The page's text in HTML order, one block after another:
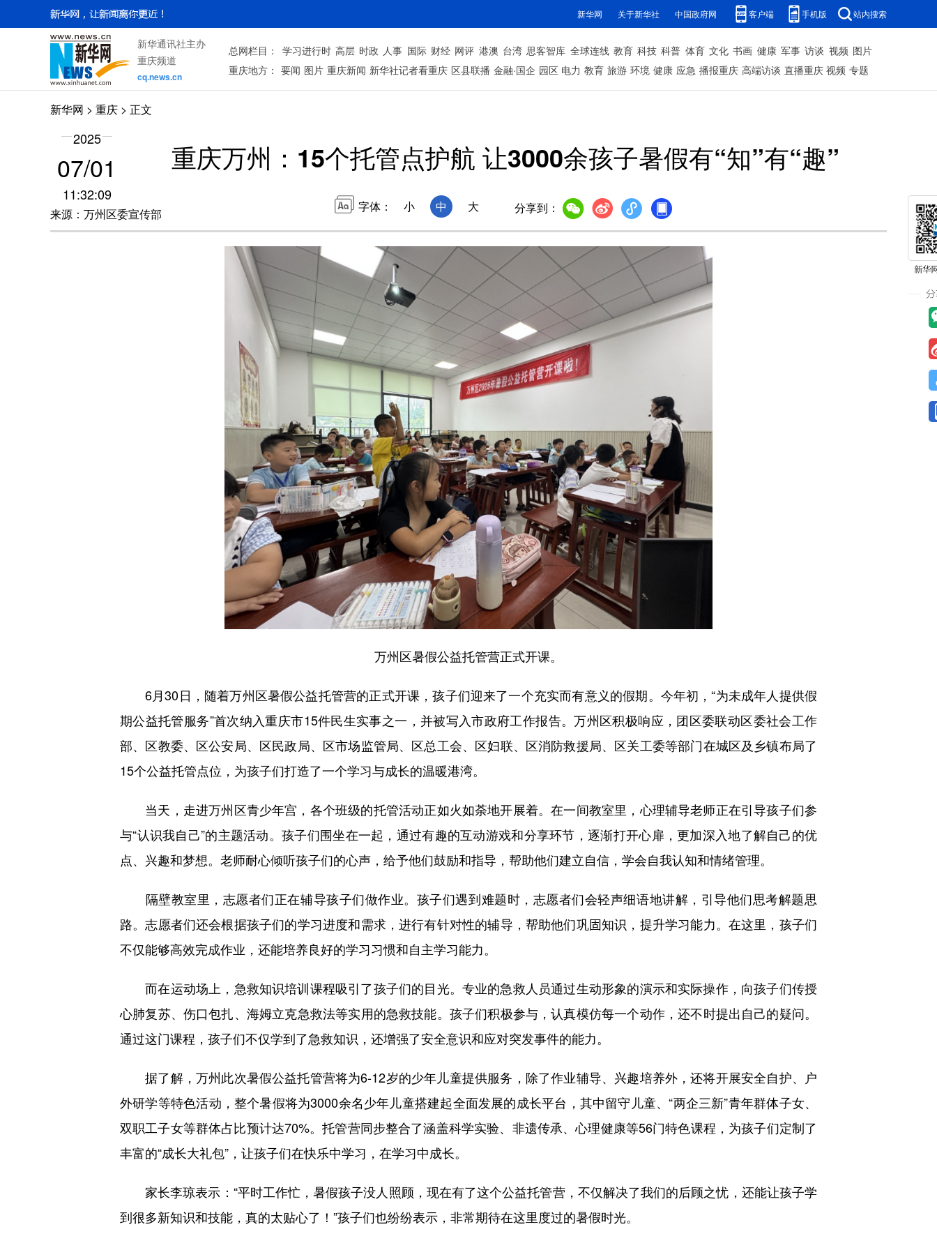
新华网 关于新华社 中国政府网 客户端 手机版 站内搜索
新华通讯社主办
重庆频道
cq.news.cn
总网栏目： 学习进行时 高层 时政 人事 国际 财经 网评 港澳 台湾 思客智库 全球连线 教育 科技 科普 体育 文化 书画 健康 军事 访谈 视频 图片
重庆地方： 要闻 图片 重庆新闻 新华社记者看重庆 区县联播 金融·国企 园区 电力 教育 旅游 环境 健康 应急 播报重庆 高端访谈 直播重庆 视频 专题
新华网 > 重庆 > 正文
2025
07/01
11:32:09
来源：万州区委宣传部
重庆万州：15个托管点护航 让3000余孩子暑假有“知”有“趣”
字体： 小 中 大 分享到：
万州区暑假公益托管营正式开课。
6月30日，随着万州区暑假公益托管营的正式开课，孩子们迎来了一个充实而有意义的假期。今年初，“为未成年人提供假
期公益托管服务”首次纳入重庆市15件民生实事之一，并被写入市政府工作报告。万州区积极响应，团区委联动区委社会工作
部、区教委、区公安局、区民政局、区市场监管局、区总工会、区妇联、区消防救援局、区关工委等部门在城区及乡镇布局了
15个公益托管点位，为孩子们打造了一个学习与成长的温暖港湾。
当天，走进万州区青少年宫，各个班级的托管活动正如火如荼地开展着。在一间教室里，心理辅导老师正在引导孩子们参
与“认识我自己”的主题活动。孩子们围坐在一起，通过有趣的互动游戏和分享环节，逐渐打开心扉，更加深入地了解自己的优
点、兴趣和梦想。老师耐心倾听孩子们的心声，给予他们鼓励和指导，帮助他们建立自信，学会自我认知和情绪管理。
隔壁教室里，志愿者们正在辅导孩子们做作业。孩子们遇到难题时，志愿者们会轻声细语地讲解，引导他们思考解题思
路。志愿者们还会根据孩子们的学习进度和需求，进行有针对性的辅导，帮助他们巩固知识，提升学习能力。在这里，孩子们
不仅能够高效完成作业，还能培养良好的学习习惯和自主学习能力。
而在运动场上，急救知识培训课程吸引了孩子们的目光。专业的急救人员通过生动形象的演示和实际操作，向孩子们传授
心肺复苏、伤口包扎、海姆立克急救法等实用的急救技能。孩子们积极参与，认真模仿每一个动作，还不时提出自己的疑问。
通过这门课程，孩子们不仅学到了急救知识，还增强了安全意识和应对突发事件的能力。
据了解，万州此次暑假公益托管营将为6-12岁的少年儿童提供服务，除了作业辅导、兴趣培养外，还将开展安全自护、户
外研学等特色活动，整个暑假将为3000余名少年儿童搭建起全面发展的成长平台，其中留守儿童、“两企三新”青年群体子女、
双职工子女等群体占比预计达70%。托管营同步整合了涵盖科学实验、非遗传承、心理健康等56门特色课程，为孩子们定制了
丰富的“成长大礼包”，让孩子们在快乐中学习，在学习中成长。
家长李琼表示：“平时工作忙，暑假孩子没人照顾，现在有了这个公益托管营，不仅解决了我们的后顾之忧，还能让孩子学
到很多新知识和技能，真的太贴心了！”孩子们也纷纷表示，非常期待在这里度过的暑假时光。